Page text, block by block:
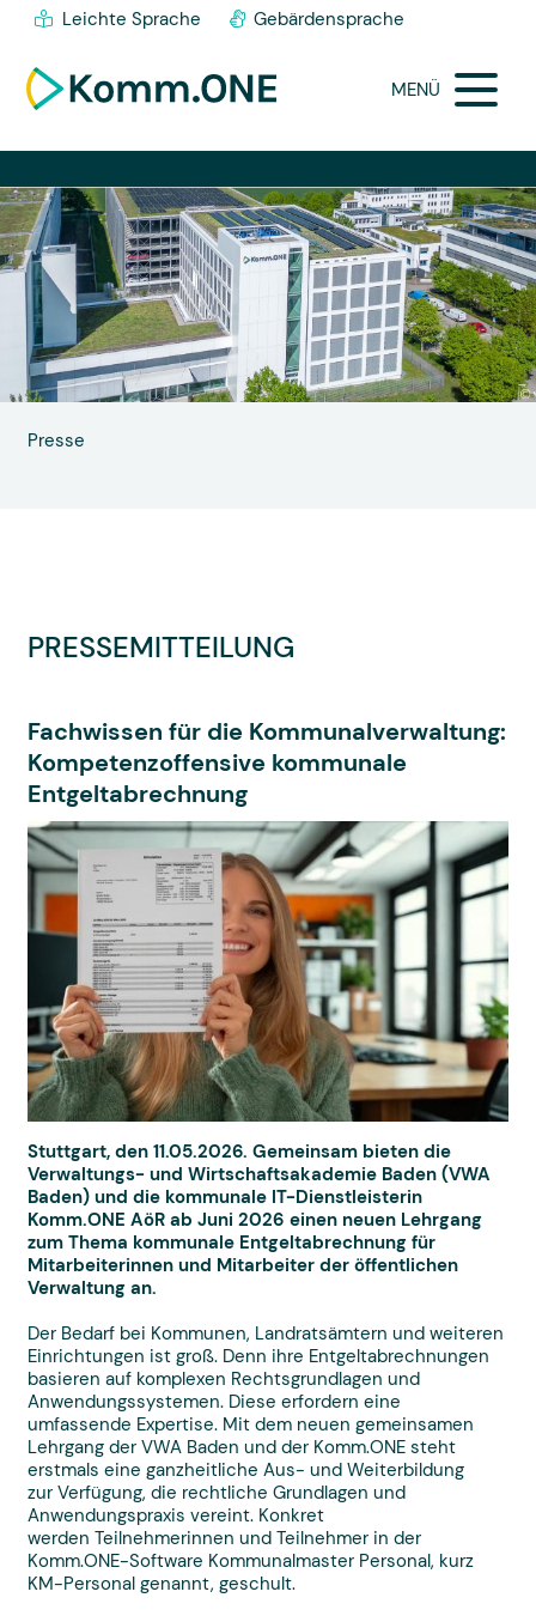
Leichte Sprache Gebärdensprache
MENÜ
Presse
PRESSEMITTEILUNG
Fachwissen für die Kommunalverwaltung:
Kompetenzoffensive kommunale
Entgeltabrechnung
Stuttgart, den 11.05.2026. Gemeinsam bieten die
Verwaltungs- und Wirtschaftsakademie Baden (VWA
Baden) und die kommunale IT-Dienstleisterin
Komm.ONE AöR ab Juni 2026 einen neuen Lehrgang
zum Thema kommunale Entgeltabrechnung für
Mitarbeiterinnen und Mitarbeiter der öffentlichen
Verwaltung an.
Der Bedarf bei Kommunen, Landratsämtern und weiteren
Einrichtungen ist groß. Denn ihre Entgeltabrechnungen
basieren auf komplexen Rechtsgrundlagen und
Anwendungssystemen. Diese erfordern eine
umfassende Expertise. Mit dem neuen gemeinsamen
Lehrgang der VWA Baden und der Komm.ONE steht
erstmals eine ganzheitliche Aus- und Weiterbildung
zur Verfügung, die rechtliche Grundlagen und
Anwendungspraxis vereint. Konkret
werden Teilnehmerinnen und Teilnehmer in der
Komm.ONE-Software Kommunalmaster Personal, kurz
KM-Personal genannt, geschult.